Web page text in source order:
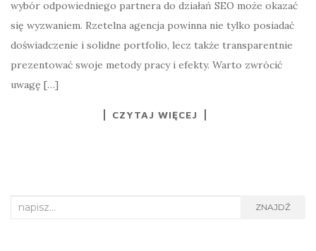
wybór odpowiedniego partnera do działań SEO może okazać
się wyzwaniem. Rzetelna agencja powinna nie tylko posiadać
doświadczenie i solidne portfolio, lecz także transparentnie
prezentować swoje metody pracy i efekty. Warto zwrócić
uwagę […]
CZYTAJ WIĘCEJ
Search
ZNAJDŹ